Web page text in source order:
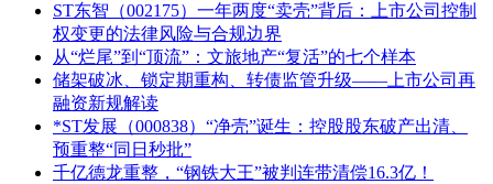
ST东智（002175）一年两度“卖壳”背后：上市公司控制
权变更的法律风险与合规边界
从“烂尾”到“顶流”：文旅地产“复活”的七个样本
储架破冰、锁定期重构、转债监管升级——上市公司再
融资新规解读
*ST发展（000838）“净壳”诞生：控股股东破产出清、
预重整“同日秒批”
千亿德龙重整，“钢铁大王”被判连带清偿16.3亿！